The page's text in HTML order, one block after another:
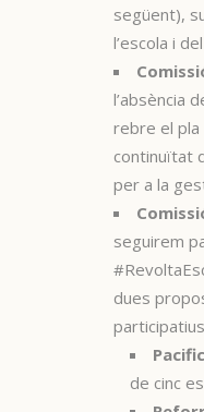
següent),
l’escola i
l’absència
rebre el pla
continuïtat
per a la
seguirem
dues
de cinc